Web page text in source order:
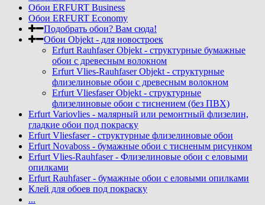
Обои ERFURT Business
Обои ERFURT Economy
Подобрать обои? Вам сюда!
Обои Objekt - для новостроек
Erfurt Rauhfaser Objekt - cтруктурные бумажные
обои с древесным волокном
Erfurt Vlies-Rauhfaser Objekt - структурные
флизелиновые обои с древесным волокном
Erfurt Vliesfaser Objekt - структурные
флизелиновые обои с тиснением (без ПВХ)
Erfurt Variovlies - малярный или ремонтный флизелин,
гладкие обои под покраску
Erfurt Vliesfaser - структурные флизелиновые обои
Erfurt Novaboss - бумажные обои с тисненым рисунком
Erfurt Vlies-Rauhfaser - Флизелиновые обои с еловыми
опилками
Erfurt Rauhfaser - бумажные обои с еловыми опилками
Клей для обоев под покраску
...